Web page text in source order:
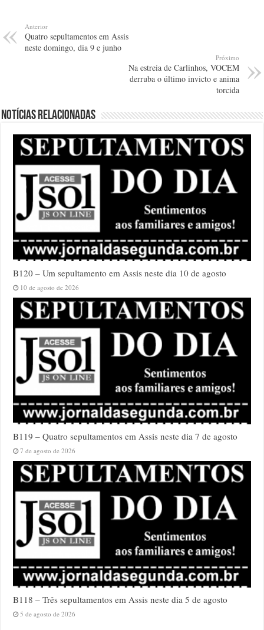
Anterior
Quatro sepultamentos em Assis
neste domingo, dia 9 e junho
Próximo
Na estreia de Carlinhos, VOCEM
derruba o último invicto e anima
torcida
Notícias relacionadas
B120 – Um sepultamento em Assis neste dia 10 de agosto
10 de agosto de 2026
B119 – Quatro sepultamentos em Assis neste dia 7 de agosto
7 de agosto de 2026
B118 – Três sepultamentos em Assis neste dia 5 de agosto
5 de agosto de 2026